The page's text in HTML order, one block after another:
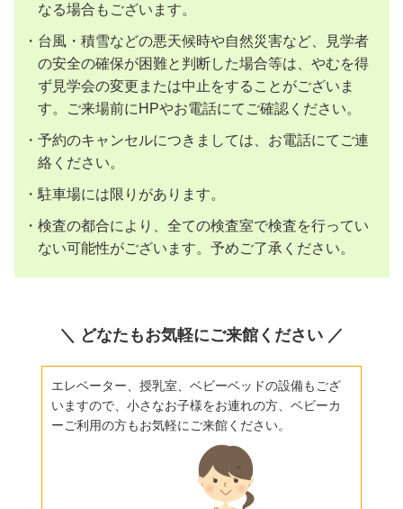
なる場合もございます。
・台風・積雪などの悪天候時や自然災害など、見学者
の安全の確保が困難と判断した場合等は、やむを得
ず見学会の変更または中止をすることがございま
す。ご来場前にHPやお電話にてご確認ください。
・予約のキャンセルにつきましては、お電話にてご連
絡ください。
・駐車場には限りがあります。
・検査の都合により、全ての検査室で検査を行ってい
ない可能性がございます。予めご了承ください。
＼ どなたもお気軽にご来館ください ／
エレベーター、授乳室、ベビーベッドの設備もござ
いますので、小さなお子様をお連れの方、ベビーカ
ーご利用の方もお気軽にご来館ください。